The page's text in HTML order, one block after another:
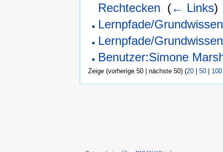
Rechtecken (← Links)
Lernpfade/
Lernpfade/
Benutzer:Simone
Zeige (vorherige 50 | nächste 50) (20 | 50 | 100